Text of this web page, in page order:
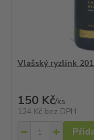
Vlašský ryzlink
150 Kč/ks
124 Kč bez DPH